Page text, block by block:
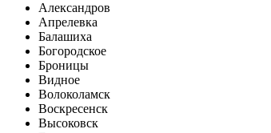
Александров
Апрелевка
Балашиха
Богородское
Броницы
Видное
Волоколамск
Воскресенск
Высоковск